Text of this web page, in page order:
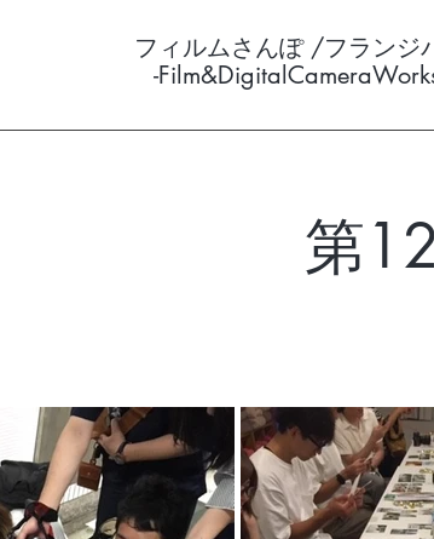
フィルムさんぽ /フランジ
-
第